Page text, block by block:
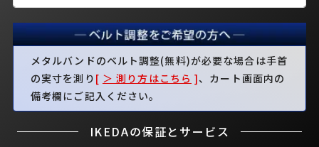
メタルバンドのベルト調整(無料)が必要な場合は手首
の実寸を測り [ ＞ 測り方はこちら ]、カート画面内の
備考欄にご記入ください。
IKEDAの保証とサービス